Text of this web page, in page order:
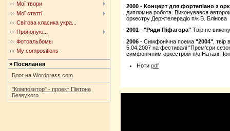
Мої твори
Мої статті
Світова класика укра...
Пропоную...
Фотоальбомы
My compositions
» Посилання
Блог на Wordpress.com
"Композитор" - проект Півтона
Безвухого
2000 - Концерт для фортепіано з
дипломна робота. Виконувався
оркестру Держтелерадіо п/к В. Блінова
2001 - "Ряди Піфагора" Твір не
2006 - Симфонічна поема "2004" ,
5.04.2007 на фестивалі "Прем'єри
симфонічним оркестром п/о Наталі
Ноти pdf